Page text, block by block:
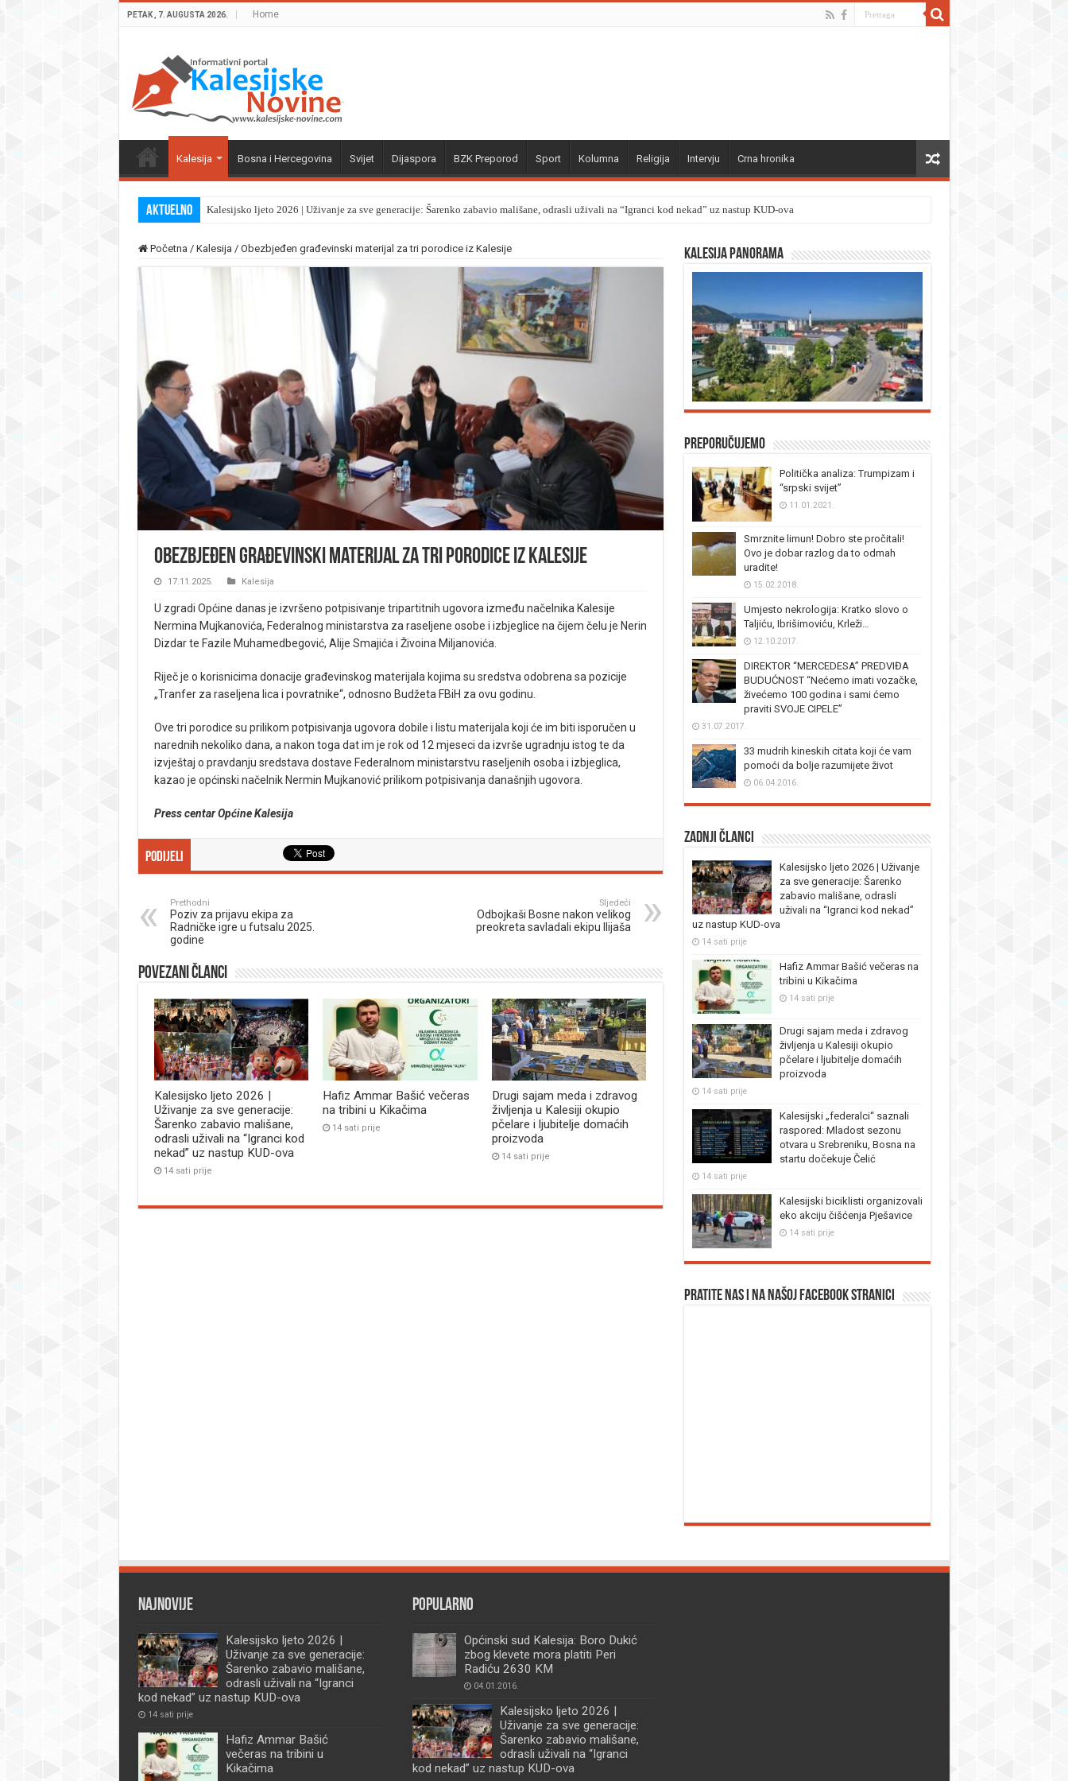
PETAK , 7. AUGUSTA 2026. Home
Kalesija Bosna i Hercegovina Svijet Dijaspora BZK Preporod Sport Kolumna Religija Intervju Crna hronika
Aktuelno Kalesijsko ljeto 2026 | Uživanje za sve generacije: Šarenko zabavio mališane, odrasli uživali na “Igranci kod nekad” uz nastup KUD-ova
Početna / Kalesija / Obezbjeđen građevinski materijal za tri porodice iz Kalesije
Obezbjeđen građevinski materijal za tri porodice iz Kalesije
17.11.2025. Kalesija
U zgradi Općine danas je izvršeno potpisivanje tripartitnih ugovora između načelnika Kalesije
Nermina Mujkanovića, Federalnog ministarstva za raseljene osobe i izbjeglice na čijem čelu je Nerin
Dizdar te Fazile Muhamedbegović, Alije Smajića i Živoina Miljanovića.
Riječ je o korisnicima donacije građevinskog materijala kojima su sredstva odobrena sa pozicije
„Tranfer za raseljena lica i povratnike“, odnosno Budžeta FBiH za ovu godinu.
Ove tri porodice su prilikom potpisivanja ugovora dobile i listu materijala koji će im biti isporučen u
narednih nekoliko dana, a nakon toga dat im je rok od 12 mjeseci da izvrše ugradnju istog te da
izvještaj o pravdanju sredstava dostave Federalnom ministarstvu raseljenih osoba i izbjeglica,
kazao je općinski načelnik Nermin Mujkanović prilikom potpisivanja današnjih ugovora.
Press centar Općine Kalesija
Podijeli
Prethodni
Poziv za prijavu ekipa za
Radničke igre u futsalu 2025.
godine
Sljedeći
Odbojkaši Bosne nakon velikog
preokreta savladali ekipu Ilijaša
Povezani članci
Kalesijsko ljeto 2026 |
Uživanje za sve generacije:
Šarenko zabavio mališane,
odrasli uživali na “Igranci kod
nekad” uz nastup KUD-ova
14 sati prije
Hafiz Ammar Bašić večeras
na tribini u Kikačima
14 sati prije
Drugi sajam meda i zdravog
življenja u Kalesiji okupio
pčelare i ljubitelje domaćih
proizvoda
14 sati prije
Kalesija panorama
Preporučujemo
Politička analiza: Trumpizam i
“srpski svijet”
11.01.2021.
Smrznite limun! Dobro ste pročitali!
Ovo je dobar razlog da to odmah
uradite!
15.02.2018.
Umjesto nekrologija: Kratko slovo o
Taljiću, Ibrišimoviću, Krleži…
12.10.2017.
DIREKTOR “MERCEDESA” PREDVIĐA
BUDUĆNOST “Nećemo imati vozačke,
živećemo 100 godina i sami ćemo
praviti SVOJE CIPELE”
31.07.2017.
33 mudrih kineskih citata koji će vam
pomoći da bolje razumijete život
06.04.2016.
Zadnji članci
Kalesijsko ljeto 2026 | Uživanje
za sve generacije: Šarenko
zabavio mališane, odrasli
uživali na “Igranci kod nekad”
uz nastup KUD-ova
14 sati prije
Hafiz Ammar Bašić večeras na
tribini u Kikačima
14 sati prije
Drugi sajam meda i zdravog
življenja u Kalesiji okupio
pčelare i ljubitelje domaćih
proizvoda
14 sati prije
Kalesijski „federalci“ saznali
raspored: Mladost sezonu
otvara u Srebreniku, Bosna na
startu dočekuje Čelić
14 sati prije
Kalesijski biciklisti organizovali
eko akciju čišćenja Pješavice
14 sati prije
Pratite nas i na našoj facebook stranici
Najnovije
Kalesijsko ljeto 2026 |
Uživanje za sve generacije:
Šarenko zabavio mališane,
odrasli uživali na “Igranci
kod nekad” uz nastup KUD-ova
14 sati prije
Hafiz Ammar Bašić
večeras na tribini u
Kikačima
Popularno
Općinski sud Kalesija: Boro Dukić
zbog klevete mora platiti Peri
Radiću 2630 KM
04.01.2016.
Kalesijsko ljeto 2026 |
Uživanje za sve generacije:
Šarenko zabavio mališane,
odrasli uživali na “Igranci
kod nekad” uz nastup KUD-ova